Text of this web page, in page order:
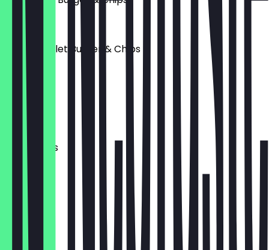
5,00 £
Chicken Fillet Burger & Chips
5,00 £
Hot Drinks
1,50 £
Cold Drinks
1,00 £